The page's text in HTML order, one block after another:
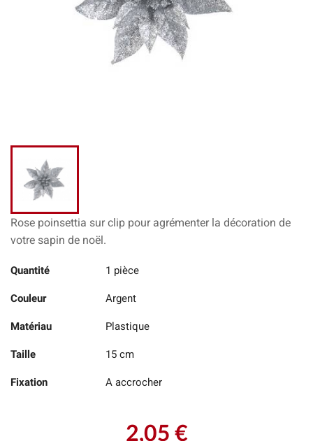
Rose poinsettia sur clip pour agrémenter la décoration de
votre sapin de noël.
Quantité 1 pièce
Couleur Argent
Matériau Plastique
Taille 15 cm
Fixation A accrocher
2,05 €